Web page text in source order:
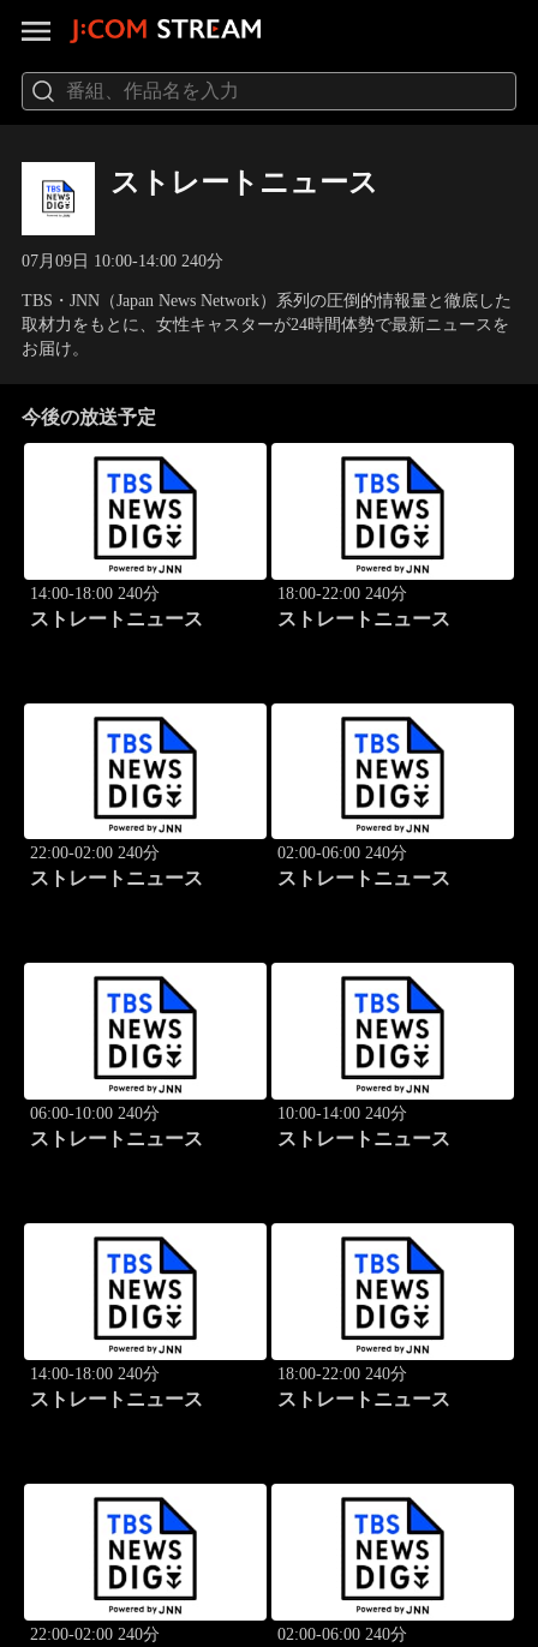
ストレートニュース
07月09日 10:00-14:00 240分
TBS・JNN（Japan News Network）系列の圧倒的情報量と徹底した
取材力をもとに、女性キャスターが24時間体勢で最新ニュースを
お届け。
今後の放送予定
14:00-18:00 240分
ストレートニュース
18:00-22:00 240分
ストレートニュース
22:00-02:00 240分
ストレートニュース
02:00-06:00 240分
ストレートニュース
06:00-10:00 240分
ストレートニュース
10:00-14:00 240分
ストレートニュース
14:00-18:00 240分
ストレートニュース
18:00-22:00 240分
ストレートニュース
22:00-02:00 240分 02:00-06:00 240分